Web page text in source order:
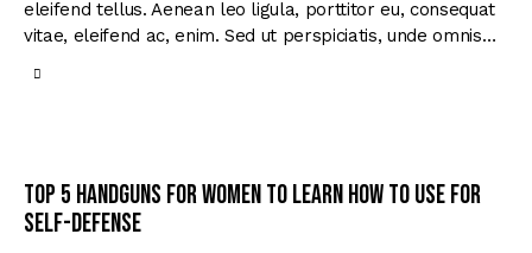
eleifend tellus. Aenean leo ligula, porttitor eu, consequat
vitae, eleifend ac, enim. Sed ut perspiciatis, unde omnis…
Top 5 handguns for women to learn how to use for
self-defense